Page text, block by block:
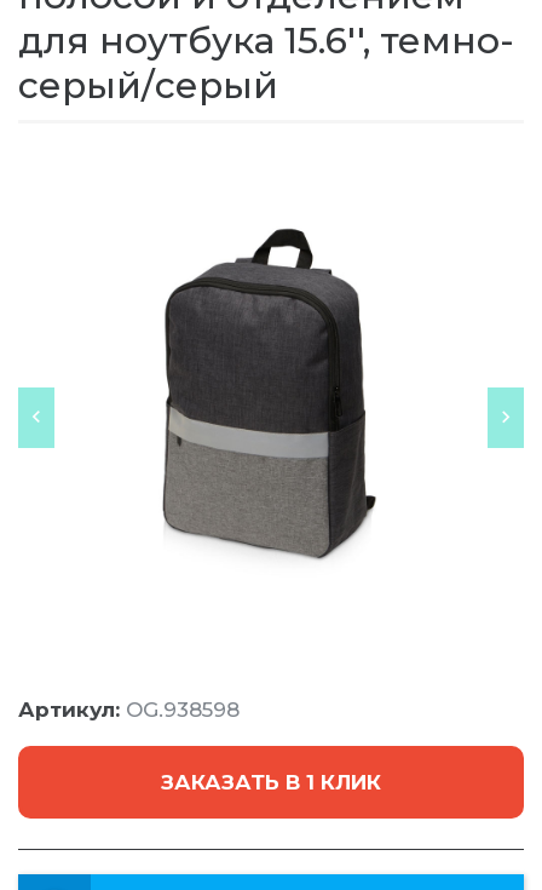
для ноутбука 15.6'', темно-
серый/серый
Артикул: OG.938598
ЗАКАЗАТЬ В 1 КЛИК